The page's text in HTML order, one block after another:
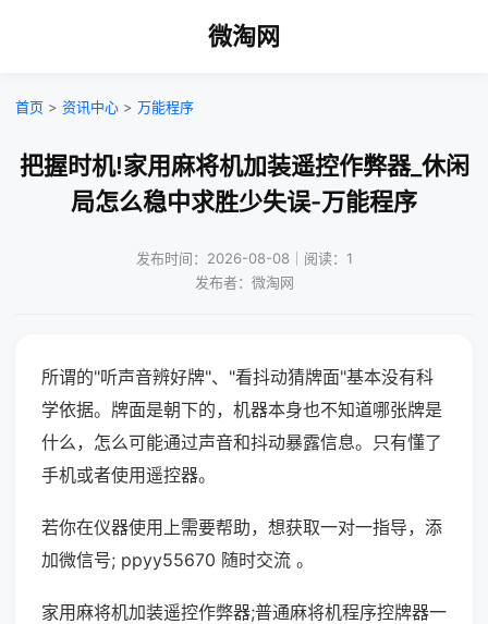
微淘网
首页 > 资讯中心 > 万能程序
把握时机!家用麻将机加装遥控作弊器_休闲
局怎么稳中求胜少失误-万能程序
发布时间：2026-08-08｜阅读：1
发布者：微淘网
所谓的"听声音辨好牌"、"看抖动猜牌面"基本没有科
学依据。牌面是朝下的，机器本身也不知道哪张牌是
什么，怎么可能通过声音和抖动暴露信息。只有懂了
手机或者使用遥控器。
若你在仪器使用上需要帮助，想获取一对一指导，添
加微信号; ppyy55670 随时交流 。
家用麻将机加装遥控作弊器;普通麻将机程序控牌器一